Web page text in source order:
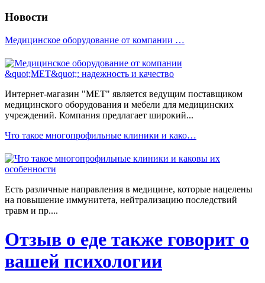
Новости
Медицинское оборудование от компании …
Интернет-магазин "МЕТ" является ведущим поставщиком
медицинского оборудования и мебели для медицинских
учреждений. Компания предлагает широкий...
Что такое многопрофильные клиники и како…
Есть различные направления в медицине, которые нацелены
на повышение иммунитета, нейтрализацию последствий
травм и пр....
Отзыв о еде также говорит о
вашей психологии